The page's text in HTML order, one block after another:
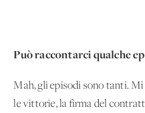
Può raccontarci qualche
Mah, gli episodi sono tanti.
le vittorie, la firma del